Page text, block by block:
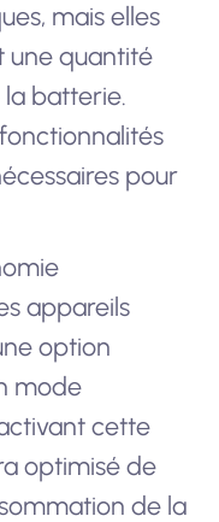
mais elles
une quantité
batterie.
pour
appareils
option
mode
cette
optimisé de
de la